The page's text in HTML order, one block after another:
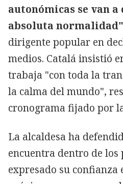
autonómicas se van a
absoluta normalidad"
dirigente popular en
medios. Catalá insistió
trabaja "con toda la
la calma del mundo",
cronograma fijado por
La alcaldesa ha
encuentra dentro de los
expresado su confianza